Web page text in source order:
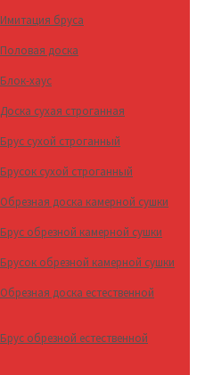
Имитация бруса
Половая доска
Блок-хаус
Доска сухая строганная
Брус сухой строганный
Брусок сухой строганный
Обрезная доска камерной сушки
Брус обрезной камерной сушки
Брусок обрезной камерной сушки
Обрезная доска естественной
Брус обрезной естественной